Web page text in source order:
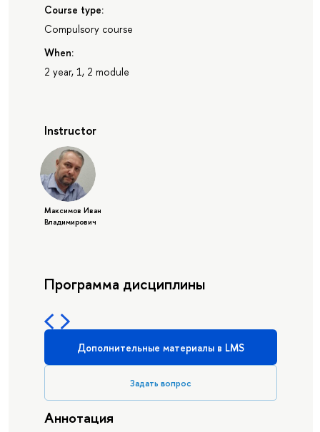
Course type:
Compulsory course
When:
2 year, 1, 2 module
Instructor
Максимов Иван
Владимирович
Программа дисциплины
Дополнительные материалы в LMS
Задать вопрос
Аннотация